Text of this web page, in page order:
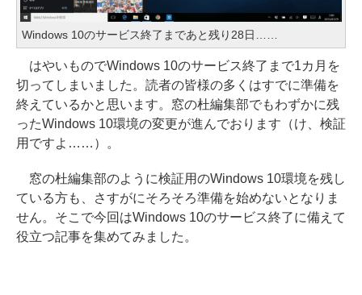
Windows 10のサービス終了まであと残り28日……
はやいものでWindows 10のサービス終了まで1カ月を
切ってしまいました。読者の皆様の多くはすでに準備を
終えているかと思います。窓の杜編集部でもわずかに残
ったWindows 10環境の変更が進んでおります（け、検証
用ですよ……）。
窓の杜編集部のように検証用のWindows 10環境を残し
ている方も、さすがにそろそろ準備を始めないとなりま
せん。そこで今回はWindows 10のサービス終了に備えて
役立つ記事を集めてみました。